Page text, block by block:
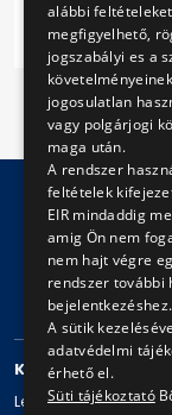
Impresszum
Adatvédelmi
KAPCSOLAT
Levelezési cím: 1980
alábbi
megfigyelhető,
jogszabályi es a
jogosulatlan
vagy polgárjogi
maga után.
A rendszer
feltételek
EIR mindaddig
amig Ön nem
nem hajt végre
rendszer további
bejelentkezéshez.
A sütik
adatvédelmi
érhető el.
Süti tájékoztató